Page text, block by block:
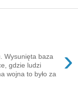
›
Wysunięta baza
gdzie ludzi
wojna to było za